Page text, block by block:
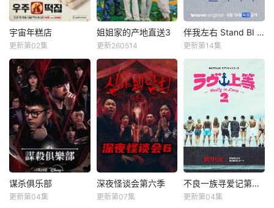
夺走了她故乡希尔
弗兰的一切，她在
绝望的尽头，抵达
了戈尔德兰。
人们的温柔相待
中，开始觅得一丝
微小的希望。
然而，仿佛是为了
嘲弄这份平静的日
常，灾厄“内尔伽
勒”再度降临。
曾将故乡化为灰烬
的绝望，如今又要
夺走这片土地的光
芒。 ——已
经，不会再失去任
宇宙年糕店
李泳知
&nbsp;&nbsp;&nb
sp;&nbsp;&nbsp;&
nbsp;&nbsp;&nbs
p;《Biong Biong地
球游戏厅》衍生综
艺
宇宙年糕店
更新第02集
姐姐家的产地直送3
金珍荣
姐姐家的产地直送3
更新260514
伴我左右 Stand BI Me
&nbsp;&nbsp;&nb
sp;&nbsp;&nbsp;&
nbsp;&nbsp;&nbs
p;&nbsp;&nbsp;&n
部性别盲选约会真
人秀，展现多样爱
情的可能性。 他爱
她，他爱他，她爱
她。 是兄弟，是姐
妹，是情敌。 今天
爱男人明天爱女
伴我左右 Stand BI Me
更新第14集
谋杀俱乐部
谋杀俱乐部
更新第04集
深夜怪谈会第六季
深夜怪谈会第六季
更新第07集
不良一族寻爱记第二季 不良一族寻爱记第二季
更新第04集